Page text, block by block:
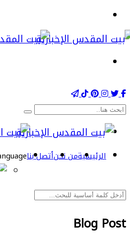
الرئيسيةمن نحنأتصل بنا
Blog Post